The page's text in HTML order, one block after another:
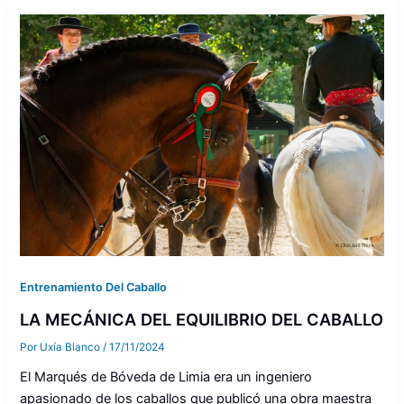
Entrenamiento Del Caballo
LA MECÁNICA DEL EQUILIBRIO DEL CABALLO
Por Uxía Blanco/17/11/2024
El Marqués de Bóveda de Limia era un ingeniero
apasionado de los caballos que publicó una obra maestra